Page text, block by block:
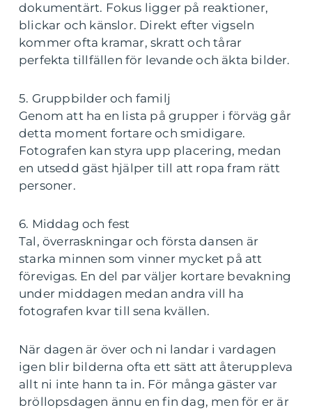
dokumentärt. Fokus ligger på reaktioner,
blickar och känslor. Direkt efter vigseln
kommer ofta kramar, skratt och tårar
perfekta tillfällen för levande och äkta bilder.
5. Gruppbilder och familj
Genom att ha en lista på grupper i förväg går
detta moment fortare och smidigare.
Fotografen kan styra upp placering, medan
en utsedd gäst hjälper till att ropa fram rätt
personer.
6. Middag och fest
Tal, överraskningar och första dansen är
starka minnen som vinner mycket på att
förevigas. En del par väljer kortare bevakning
under middagen medan andra vill ha
fotografen kvar till sena kvällen.
När dagen är över och ni landar i vardagen
igen blir bilderna ofta ett sätt att återuppleva
allt ni inte hann ta in. För många gäster var
bröllopsdagen ännu en fin dag, men för er är